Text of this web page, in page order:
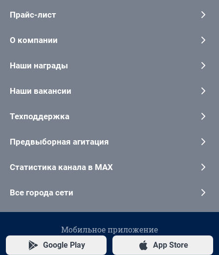
Прайс-лист
О компании
Наши награды
Наши вакансии
Техподдержка
Предвыборная агитация
Статистика канала в MAX
Все города сети
Мобильное приложение
Google Play App Store